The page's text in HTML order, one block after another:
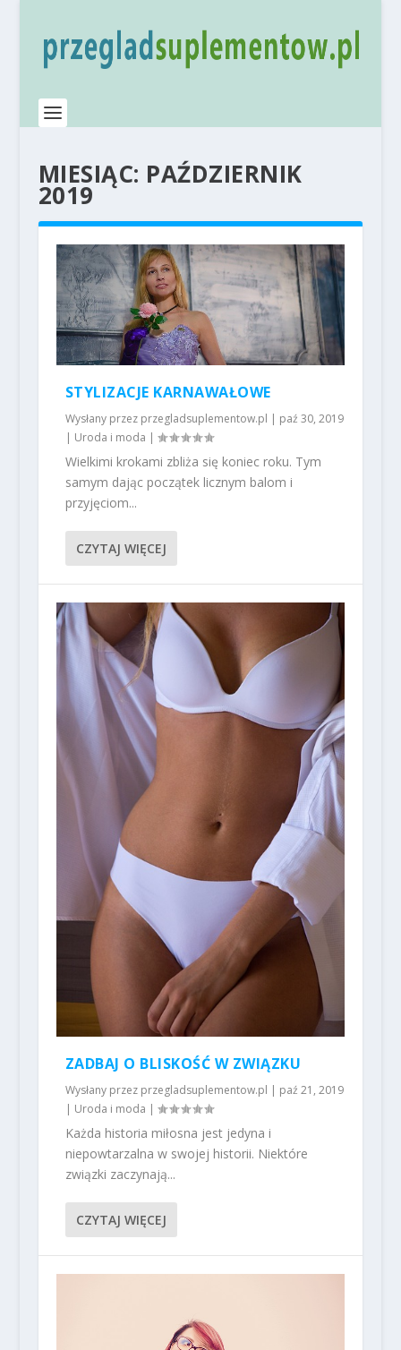
MIESIĄC: PAŹDZIERNIK
2019
STYLIZACJE KARNAWAŁOWE
Wysłany przez przegladsuplementow.pl | paź 30, 2019
| Uroda i moda |
Wielkimi krokami zbliża się koniec roku. Tym
samym dając początek licznym balom i
przyjęciom...
CZYTAJ WIĘCEJ
ZADBAJ O BLISKOŚĆ W ZWIĄZKU
Wysłany przez przegladsuplementow.pl | paź 21, 2019
| Uroda i moda |
Każda historia miłosna jest jedyna i
niepowtarzalna w swojej historii. Niektóre
związki zaczynają...
CZYTAJ WIĘCEJ